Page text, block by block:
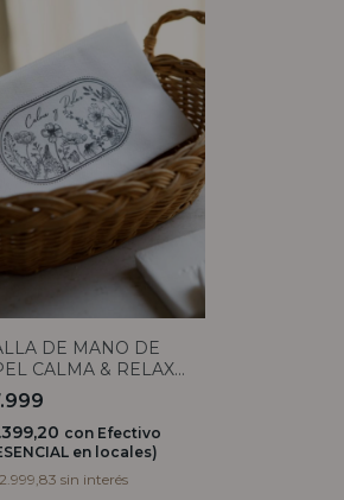
DE MANO DE
CALMA & RELAX
con Efectivo
en locales)
sin interés